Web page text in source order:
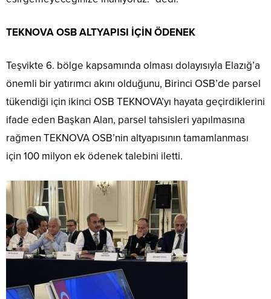
TEKNOVA OSB ALTYAPISI İÇİN ÖDENEK
Teşvikte 6. bölge kapsamında olması dolayısıyla Elazığ’a
önemli bir yatırımcı akını olduğunu, Birinci OSB’de parsel
tükendiği için ikinci OSB TEKNOVA’yı hayata geçirdiklerini
ifade eden Başkan Alan, parsel tahsisleri yapılmasına
rağmen TEKNOVA OSB’nin altyapısının tamamlanması
için 100 milyon ek ödenek talebini iletti.